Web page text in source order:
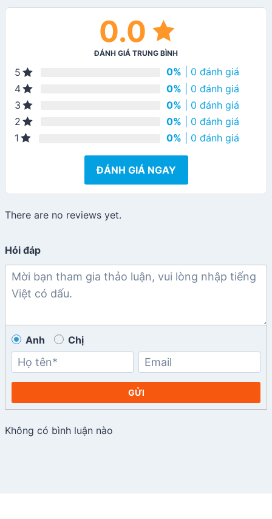
0.0
ĐÁNH GIÁ TRUNG BÌNH
5 0% | 0 đánh giá
4
0% | 0 đánh giá
3
0% | 0 đánh giá
2
0% | 0 đánh giá
1
0% | 0 đánh giá
ĐÁNH GIÁ NGAY
There are no reviews yet.
Hỏi đáp
Anh Chị
GỬI
Không có bình luận nào